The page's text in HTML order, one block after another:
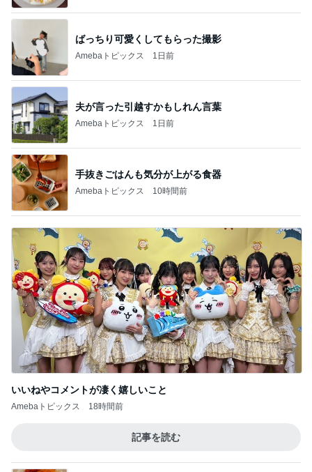
ばっちり可愛くしてもらった撮影
Amebaトピックス 1日前
夫が言った引越すかもしれん言葉
Amebaトピックス 1日前
手抜きごはんも気分が上がる食器
Amebaトピックス 10時間前
いいねやコメントが凄く嬉しいこと
Amebaトピックス 18時間前
記事を読む